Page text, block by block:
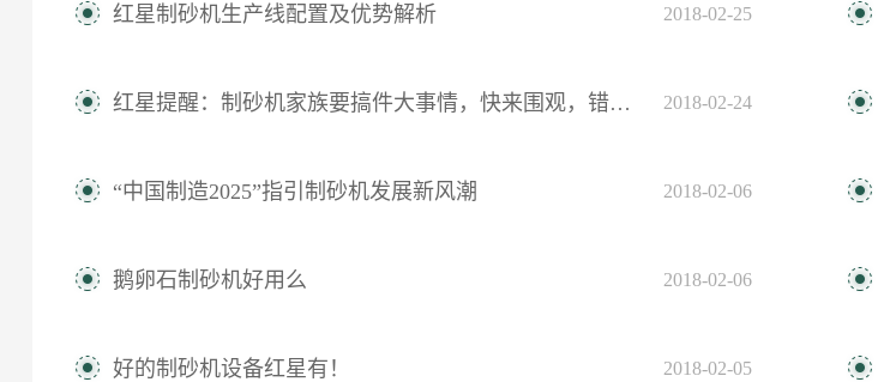
2018-02-25
红星制砂机生产线配置及优势解析
2018-02-24
红星提醒：制砂机家族要搞件大事情，快来围观，错过悔一年！
2018-02-06
“中国制造2025”指引制砂机发展新风潮
2018-02-06
鹅卵石制砂机好用么
2018-02-05
好的制砂机设备红星有！